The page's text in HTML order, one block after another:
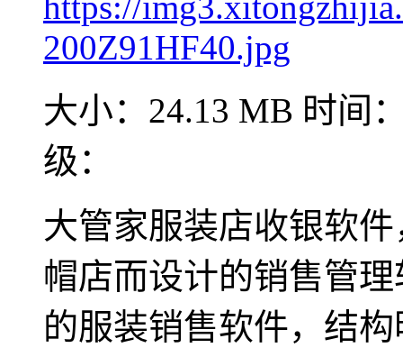
大小：24.13 MB 时间
级：
大管家服装店收银软
帽店而设计的销售管
的服装销售软件，结